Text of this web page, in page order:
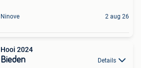
Ninove 2 aug 26
Hooi 2024
Bieden Details